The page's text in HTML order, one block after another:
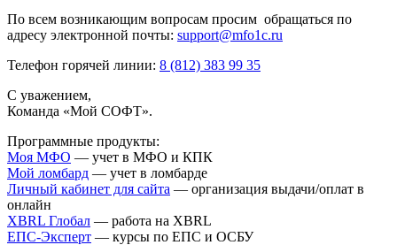
По всем возникающим вопросам просим обращаться по
адресу электронной почты: support@mfo1c.ru
Телефон горячей линии: 8 (812) 383 99 35
С уважением,
Команда «Мой СОФТ».
Программные продукты:
Моя МФО — учет в МФО и КПК
Мой ломбард — учет в ломбарде
Личный кабинет для сайта — организация выдачи/оплат в
онлайн
XBRL Глобал — работа на XBRL
ЕПС-Эксперт — курсы по ЕПС и ОСБУ